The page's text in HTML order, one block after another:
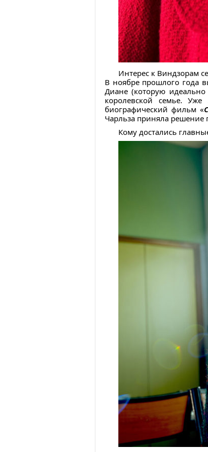
Интерес к Виндзорам
В ноябре прошлого года
Диане (которую
королевской семье.
биографический фильм «
Чарльза приняла решение
Кому достались